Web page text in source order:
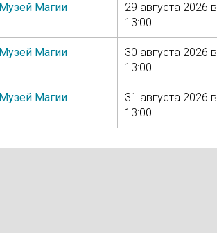
Музей Магии
29 августа 2026 в
13:00
Музей Магии
30 августа 2026 в
13:00
Музей Магии
31 августа 2026 в
13:00